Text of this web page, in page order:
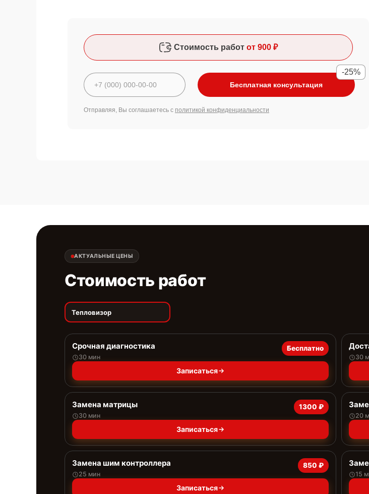
Стоимость работ от 900 ₽
Бесплатная консультация
-25%
Отправляя, Вы соглашаетесь с политикой конфиденциальности
АКТУАЛЬНЫЕ ЦЕНЫ
Стоимость работ
Тепловизор
Срочная диагностика
30 мин
Бесплатно
Записаться
30
Замена матрицы
30 мин
1300 ₽
Записаться
20
Замена шим контроллера
25 мин
850 ₽
Записаться
15